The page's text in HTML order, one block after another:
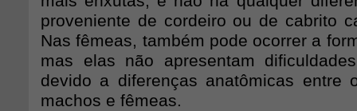
proveniente de cordeiro ou de cabrito
Nas fêmeas, também pode ocorrer a
mas elas não apresentam
devido a diferenças anatômicas entre
machos e fêmeas.